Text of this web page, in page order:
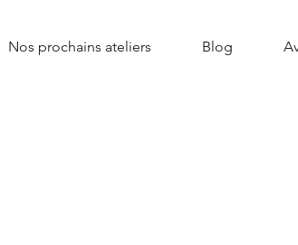
Nos prochains ateliers Blog